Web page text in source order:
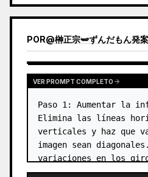
fotográficas, pósters de
fotografía editada
difusión móvil como
conserva el contenido
bajo él se establece
con una sensación de
otorgando a cada foto
una identidad visual
POR@榊正宗🫛ずんだもん発
VER PROMPT COMPLETO
Paso 1: Aumentar la
Elimina las líneas
verticales y haz que
imagen sean
variaciones en los
articulaciones, la